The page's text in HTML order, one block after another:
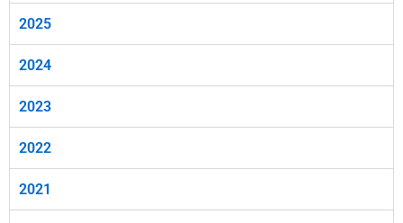
2025
2024
2023
2022
2021